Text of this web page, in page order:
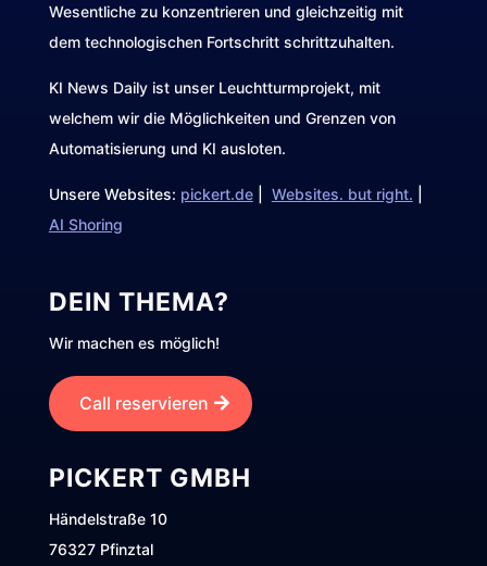
Wesentliche zu konzentrieren und gleichzeitig mit
dem technologischen Fortschritt schrittzuhalten.
KI News Daily ist unser Leuchtturmprojekt, mit
welchem wir die Möglichkeiten und Grenzen von
Automatisierung und KI ausloten.
Unsere Websites: pickert.de| Websites. but right.
AI Shoring
DEIN THEMA?
Wir machen es möglich!
Call reservieren
PICKERT GMBH
Händelstraße 10
76327 Pfinztal